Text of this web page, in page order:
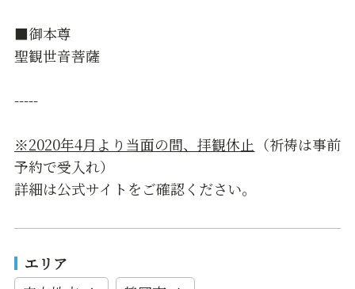
■御本尊
聖観世音菩薩
-----
※2020年4月より当面の間、拝観休止 （祈祷は事前
予約で受入れ）
詳細は公式サイトをご確認ください。
エリア